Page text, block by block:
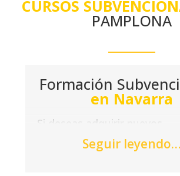
CURSOS
PAMPLONA
Formación
en Navarra
Si deseas adquirir nuevos
conocimientos y formarte
visita las oficinas de Acción
Seguir leyendo…